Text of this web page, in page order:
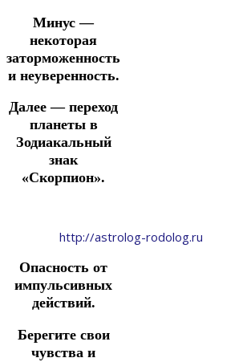
Минус —
некоторая
заторможенность
и неуверенность.
Далее — переход
планеты в
Зодиакальный
знак
«Скорпион».
http://astrolog-rodolog.ru
Опасность от
импульсивных
действий.
Берегите свои
чувства и